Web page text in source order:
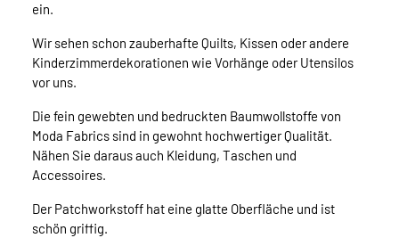
ein.
Wir sehen schon zauberhafte Quilts, Kissen oder andere
Kinderzimmerdekorationen wie Vorhänge oder Utensilos
vor uns.
Die fein gewebten und bedruckten Baumwollstoffe von
Moda Fabrics sind in gewohnt hochwertiger Qualität.
Nähen Sie daraus auch Kleidung, Taschen und
Accessoires.
Der Patchworkstoff hat eine glatte Oberfläche und ist
schön griffig.